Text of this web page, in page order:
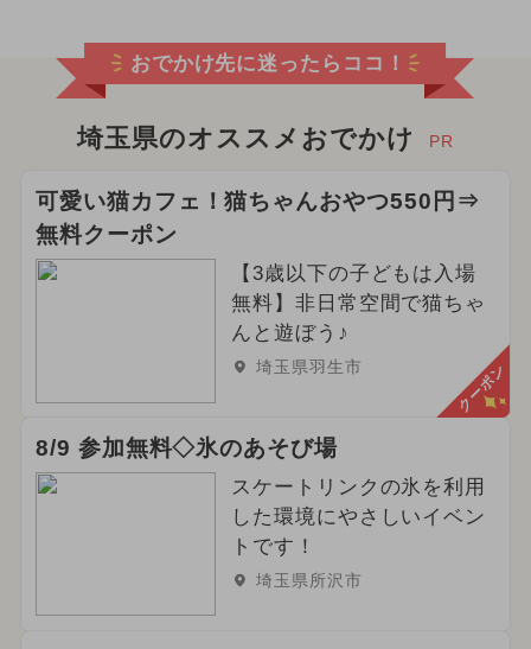
おでかけ先に迷ったらココ！
埼玉県のオススメおでかけ PR
可愛い猫カフェ！猫ちゃんおやつ550円⇒
無料クーポン
【3歳以下の子どもは入場
無料】非日常空間で猫ちゃ
んと遊ぼう♪
埼玉県羽生市 クーポン
8/9 参加無料◇氷のあそび場
スケートリンクの氷を利用
した環境にやさしいイベン
トです！
埼玉県所沢市